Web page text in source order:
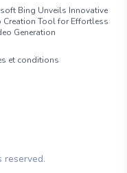
Bing Unveils Innovative
Creation Tool for Effortless
Generation
et conditions
reserved.